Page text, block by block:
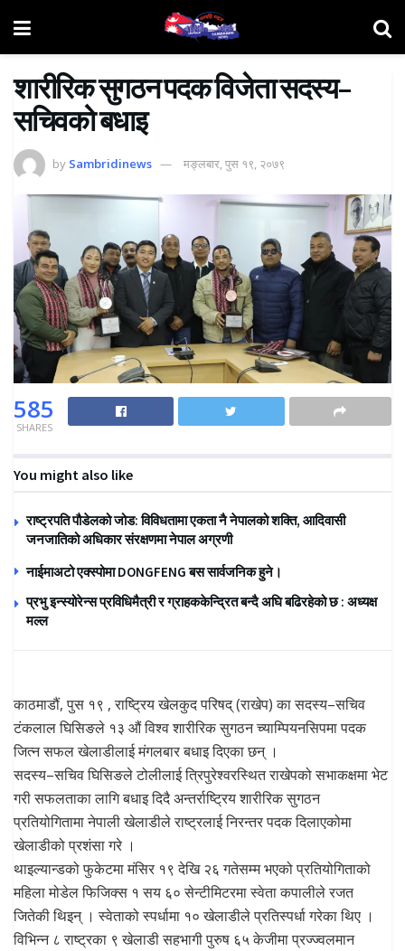
शारीरिक सुगठन पदक विजेता सदस्य–
सचिवको बधाइ
by Sambridinews मङ्लबार, पुस १९, २०७९
585
SHARES
You might also like
राष्ट्रपति पौडेलको जोड: विविधतामा एकता नै नेपालको शक्ति, आदिवासी
जनजातिको अधिकार संरक्षणमा नेपाल अग्रणी
नाईमाअटो एक्स्पोमा DONGFENG बस सार्वजनिक हुने।
प्रभु इन्स्योरेन्स प्रविधिमैत्री र ग्राहककेन्द्रित बन्दै अघि बढिरहेको छ : अध्यक्ष
मल्ल
काठमाडौं, पुस १९ , राष्ट्रिय खेलकुद परिषद् (राखेप) का सदस्य–सचिव
टंकलाल घिसिङले १३ औं विश्व शारीरिक सुगठन च्याम्पियनसिपमा पदक
जित्न सफल खेलाडीलाई मंगलबार बधाइ दिएका छन् ।
सदस्य–सचिव घिसिङले टोलीलाई त्रिपुरेश्वरस्थित राखेपको सभाकक्षमा भेट
गरी सफलताका लागि बधाइ दिदै अन्तर्राष्ट्रिय शारीरिक सुगठन
प्रतियोगितामा नेपाली खेलाडीले राष्ट्रलाई निरन्तर पदक दिलाएकोमा
खेलाडीको प्रशंसा गरे ।
थाइल्यान्डको फुकेटमा मंसिर १९ देखि २६ गतेसम्म भएको प्रतियोगिताको
महिला मोडेल फिजिक्स १ सय ६० सेन्टीमिटरमा स्वेता कपालीले रजत
जितेकी थिइन् । स्वेताको स्पर्धामा १० खेलाडीले प्रतिस्पर्धा गरेका थिए ।
विभिन्न ८ राष्ट्रका ९ खेलाडी सहभागी पुरुष ६५ केजीमा प्रज्ज्वलमान